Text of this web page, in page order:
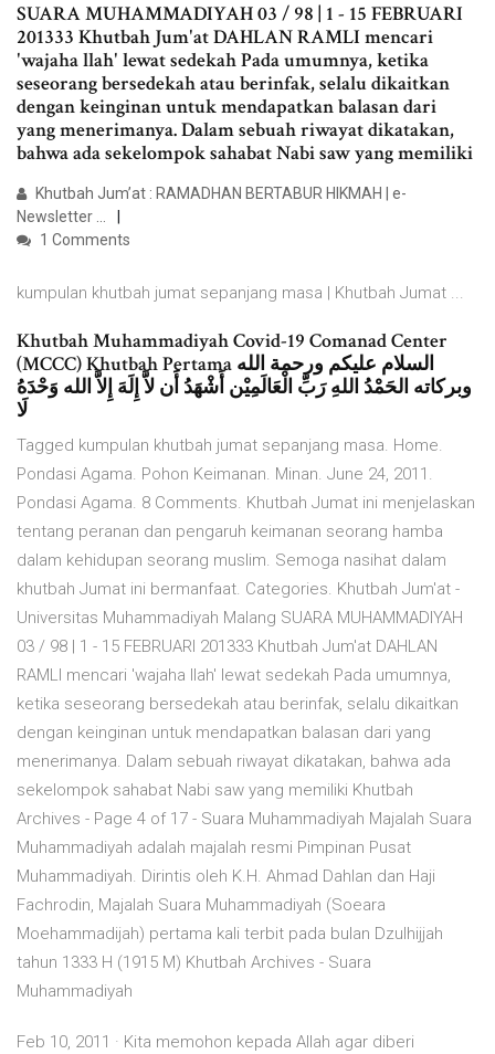
SUARA MUHAMMADIYAH 03 / 98 | 1 - 15 FEBRUARI
201333 Khutbah Jum'at DAHLAN RAMLI mencari
'wajaha llah' lewat sedekah Pada umumnya, ketika
seseorang bersedekah atau berinfak, selalu dikaitkan
dengan keinginan untuk mendapatkan balasan dari
yang menerimanya. Dalam sebuah riwayat dikatakan,
bahwa ada sekelompok sahabat Nabi saw yang memiliki
Khutbah Jum’at : RAMADHAN BERTABUR HIKMAH | e-
Newsletter ...
1 Comments
kumpulan khutbah jumat sepanjang masa | Khutbah Jumat ...
Khutbah Muhammadiyah Covid-19 Comanad Center
(MCCC) Khutbah Pertama السلام عليكم ورحمة الله
وبركاته الحَمْدُ اللهِ رَبِّ الْعَالَمِيْن أَشْهَدُ أَن لاَّ إِلَهَ إِلاَّ الله وَحْدَهُ
Tagged kumpulan khutbah jumat sepanjang masa. Home.
Pondasi Agama. Pohon Keimanan. Minan. June 24, 2011.
Pondasi Agama. 8 Comments. Khutbah Jumat ini menjelaskan
tentang peranan dan pengaruh keimanan seorang hamba
dalam kehidupan seorang muslim. Semoga nasihat dalam
khutbah Jumat ini bermanfaat. Categories. Khutbah Jum'at -
Universitas Muhammadiyah Malang SUARA MUHAMMADIYAH
03 / 98 | 1 - 15 FEBRUARI 201333 Khutbah Jum'at DAHLAN
RAMLI mencari 'wajaha llah' lewat sedekah Pada umumnya,
ketika seseorang bersedekah atau berinfak, selalu dikaitkan
dengan keinginan untuk mendapatkan balasan dari yang
menerimanya. Dalam sebuah riwayat dikatakan, bahwa ada
sekelompok sahabat Nabi saw yang memiliki Khutbah
Archives - Page 4 of 17 - Suara Muhammadiyah Majalah Suara
Muhammadiyah adalah majalah resmi Pimpinan Pusat
Muhammadiyah. Dirintis oleh K.H. Ahmad Dahlan dan Haji
Fachrodin, Majalah Suara Muhammadiyah (Soeara
Moehammadijah) pertama kali terbit pada bulan Dzulhijjah
tahun 1333 H (1915 M) Khutbah Archives - Suara
Muhammadiyah
Feb 10, 2011 · Kita memohon kepada Allah agar diberi